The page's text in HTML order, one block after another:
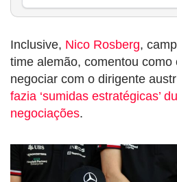
Inclusive, Nico Rosberg,
time alemão, comentou como
negociar com o dirigente
fazia ‘sumidas estratégicas’
negociações.